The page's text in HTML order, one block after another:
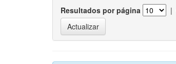
Resultados por página |